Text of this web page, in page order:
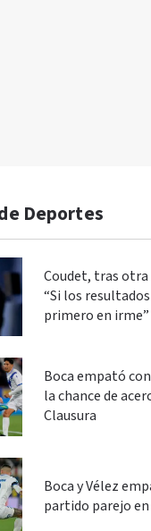
Deportes
Coudet, tras otra
“Si los
primero en irme”
Boca empató
la chance de
Clausura
Boca y Vélez
partido parejo